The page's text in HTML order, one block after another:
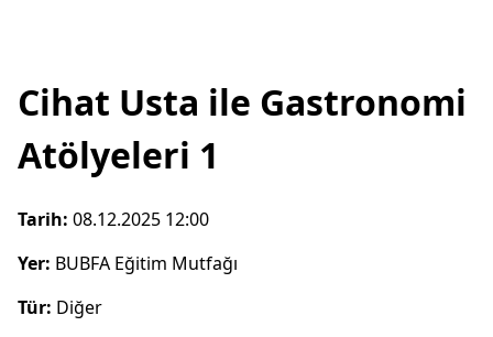
Cihat Usta ile Gastronomi
Atölyeleri 1
Tarih: 08.12.2025 12:00
Yer: BUBFA Eğitim Mutfağı
Tür: Diğer